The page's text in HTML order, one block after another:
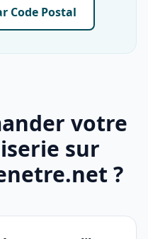
Code Postal
votre
sur
?